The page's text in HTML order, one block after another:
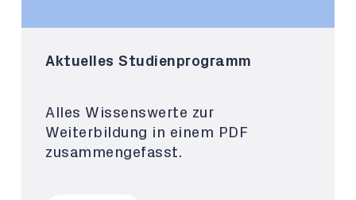
Aktuelles Studienprogramm
Alles Wissenswerte zur
Weiterbildung in einem PDF
zusammengefasst.